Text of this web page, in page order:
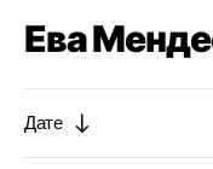
Ева
Дате